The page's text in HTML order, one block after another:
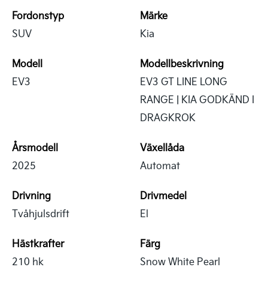
Fordonstyp
SUV
Märke
Kia
Modell
EV3
Modellbeskrivning
EV3 GT LINE LONG
RANGE | KIA GODKÄND I
DRAGKROK
Årsmodell
2025
Växellåda
Automat
Drivning
Tvåhjulsdrift
Drivmedel
El
Hästkrafter
210 hk
Färg
Snow White Pearl